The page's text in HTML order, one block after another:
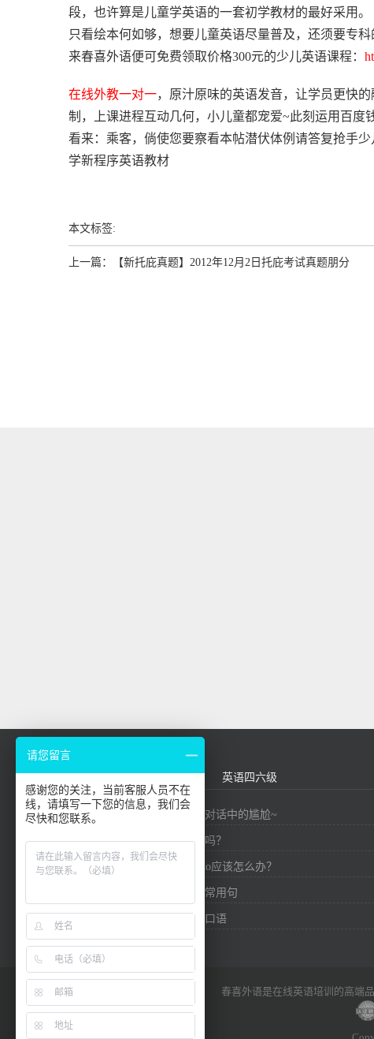
段，也许算是儿童学英语的一套初学教材的最好采用。
只看绘本何如够，想要儿童英语尽量普及，还须要专科
来春喜外语便可免费领取价格300元的少儿英语课程：
在线外教一对一，原汁原味的英语发音，让学员更快
制，上课进程互动几何，小儿童都宠爱~此刻运用百度
看来：乘客，倘使您要察看本帖潜伏体例请答复抢手
学新程序英语教材
本文标签:
上一篇： 【新托庇真题】2012年12月2日托庇考试真题朋分
英语四六级
九个精华短语，帮你避免对话中的尴尬~
你知道英语有多少个单词吗？
在英国社交中，想要say no应该怎么办？
口语必备！介绍中国外贸常用句
实用外贸信用证商务英语口语
春喜外语是在线英语培训的高端
请您留言
感谢您的关注，当前客服人员不在
线，请填写一下您的信息，我们会
尽快和您联系。